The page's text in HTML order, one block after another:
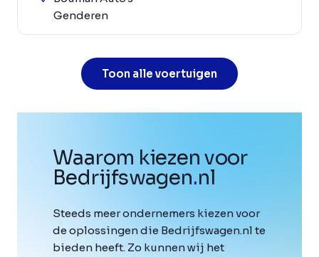
Genderen
Toon alle voertuigen
Waarom kiezen voor
Bedrijfswagen.nl
Steeds meer ondernemers kiezen voor
de oplossingen die Bedrijfswagen.nl te
bieden heeft. Zo kunnen wij het